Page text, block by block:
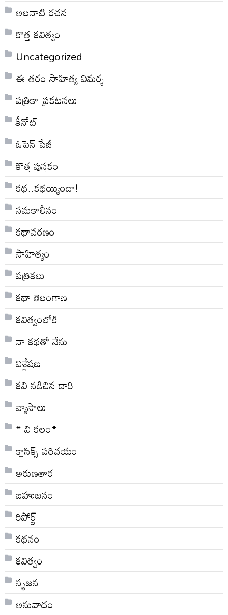
అలనాటి రచన
కొత్త కవిత్వం
Uncategorized
ఈ తరం సాహిత్య విమర్శ
పత్రికా ప్రకటనలు
కీనోట్
ఓపెన్ పేజీ
కొత్త పుస్తకం
కథ..కథయ్యిందా!
సమకాలీనం
కథావరణం
సాహిత్యం
పత్రికలు
కథా తెలంగాణ
కవిత్వంలోకి
నా క‌థ‌తో నేను
విశ్లేషణ
కవి నడిచిన దారి
వ్యాసాలు
* వి క‌లం*
క్లాసిక్స్ ప‌రిచ‌యం
అరుణతార
బహుజనం
రిపోర్ట్
కథనం
కవిత్వం
సృజన
అనువాదం